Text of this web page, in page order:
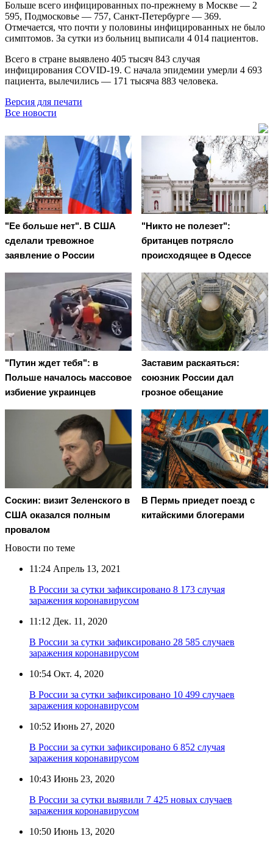
Больше всего инфицированных по-прежнему в Москве — 2
595, Подмосковье — 757, Санкт-Петербурге — 369.
Отмечается, что почти у половины инфицированных не было
симптомов. За сутки из больниц выписали 4 014 пациентов.
Всего в стране выявлено 405 тысяч 843 случая
инфицирования COVID-19. С начала эпидемии умерли 4 693
пациента, вылечились — 171 тысяча 883 человека.
Версия для печати
Все новости
"Ее больше нет". В США
сделали тревожное
заявление о России
"Никто не полезет":
британцев потрясло
происходящее в Одессе
"Путин ждет тебя": в
Польше началось массовое
избиение украинцев
Заставим раскаяться:
союзник России дал
грозное обещание
Соскин: визит Зеленского в
США оказался полным
провалом
В Пермь приедет поезд с
китайскими блогерами
Новости по теме
11:24 Апрель 13, 2021
В России за сутки зафиксировано 8 173 случая
заражения коронавирусом
11:12 Дек. 11, 2020
В России за сутки зафиксировано 28 585 случаев
заражения коронавирусом
10:54 Окт. 4, 2020
В России за сутки зафиксировано 10 499 случаев
заражения коронавирусом
10:52 Июнь 27, 2020
В России за сутки зафиксировано 6 852 случая
заражения коронавирусом
10:43 Июнь 23, 2020
В России за сутки выявили 7 425 новых случаев
заражения коронавирусом
10:50 Июнь 13, 2020